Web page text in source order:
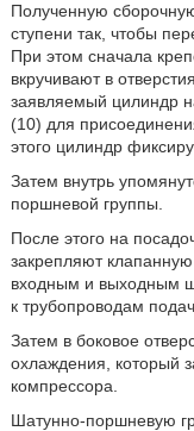
Полученную
ступени так, чтобы
При этом сначала
вкручивают в
заявляемый цилиндр
(10) для
этого цилиндр
Затем внутрь
поршневой группы.
После этого на
закрепляют
входным и выходным
к трубопроводам
Затем в боковое
охлаждения, который
компрессора.
Шатунно-поршневую